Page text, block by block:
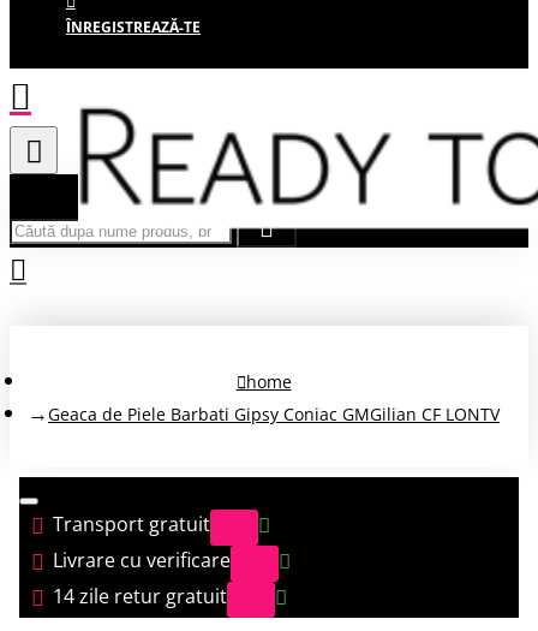
ÎNREGISTREAZĂ-TE
Căută după nume produs, brand...
home
Geaca de Piele Barbati Gipsy Coniac GMGilian CF LONTV
Transport gratuit
Livrare cu verificare
14 zile retur gratuit